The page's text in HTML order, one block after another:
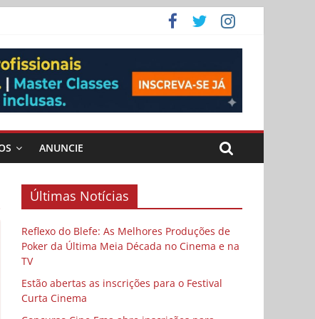
ANUNCIE
Últimas Notícias
Reflexo do Blefe: As Melhores Produções de
Poker da Última Meia Década no Cinema e na
TV
Estão abertas as inscrições para o Festival
Curta Cinema